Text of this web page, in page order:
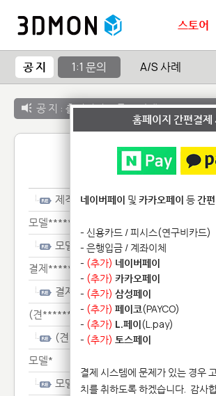
스토어
공 지 1:1 문의 A/S 사례
공 지 : 출력서비스 종료 안내
제작**********
모델**********
모델**********
결제*******
결제*******
(견**************
(견**************
모델*
모델*
홈페이지 간편결제
네이버페이 및 카카오페이 등간
- 신용카드 / 피시스(연구비카드)
- 은행입금 / 계좌이체
- (추가) 네이버페이
- (추가) 카카오페이
- (추가) 삼성페이
- (추가) 페이코(PAYCO)
- (추가) L.페이(L.pay)
- (추가) 토스페이
결제 시스템에 문제가 있는 경우
치를 취하도록 하겠습니다. 감사